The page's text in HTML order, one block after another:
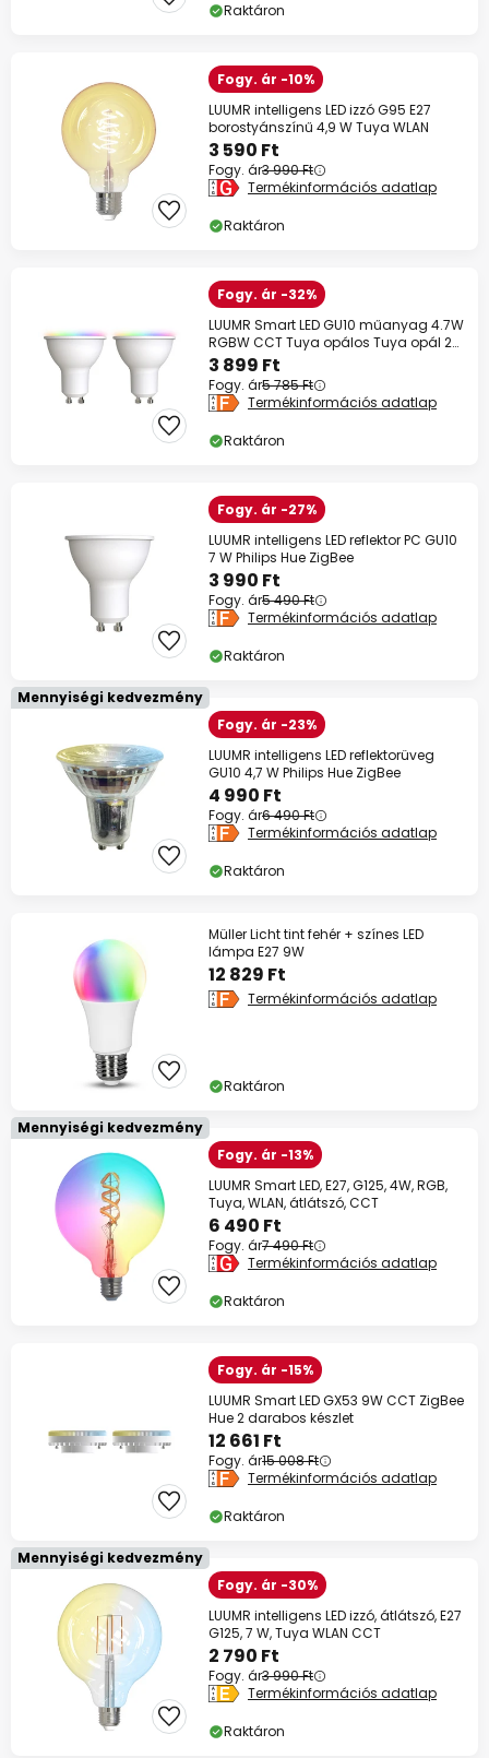
Raktáron
Fogy. ár -10%
LUUMR intelligens LED izzó G95 E27
borostyánszínű 4,9 W Tuya WLAN
3 590 Ft
Fogy. ár3 990 Ft
Termékinformációs adatlap
Raktáron
Fogy. ár -32%
LUUMR Smart LED GU10 műanyag 4.7W
RGBW CCT Tuya opálos Tuya opál 2
darabos
3 899 Ft
Fogy. ár5 785 Ft
Termékinformációs adatlap
Raktáron
Fogy. ár -27%
LUUMR intelligens LED reflektor PC GU10
7 W Philips Hue ZigBee
3 990 Ft
Fogy. ár5 490 Ft
Termékinformációs adatlap
Raktáron
Mennyiségi kedvezmény
Fogy. ár -23%
LUUMR intelligens LED reflektorüveg
GU10 4,7 W Philips Hue ZigBee
4 990 Ft
Fogy. ár6 490 Ft
Termékinformációs adatlap
Raktáron
Müller Licht tint fehér + színes LED
lámpa E27 9W
12 829 Ft
Termékinformációs adatlap
Raktáron
Mennyiségi kedvezmény
Fogy. ár -13%
LUUMR Smart LED, E27, G125, 4W, RGB,
Tuya, WLAN, átlátszó, CCT
6 490 Ft
Fogy. ár7 490 Ft
Termékinformációs adatlap
Raktáron
Fogy. ár -15%
LUUMR Smart LED GX53 9W CCT ZigBee
Hue 2 darabos készlet
12 661 Ft
Fogy. ár15 008 Ft
Termékinformációs adatlap
Raktáron
Mennyiségi kedvezmény
Fogy. ár -30%
LUUMR intelligens LED izzó, átlátszó, E27
G125, 7 W, Tuya WLAN CCT
2 790 Ft
Fogy. ár3 990 Ft
Termékinformációs adatlap
Raktáron